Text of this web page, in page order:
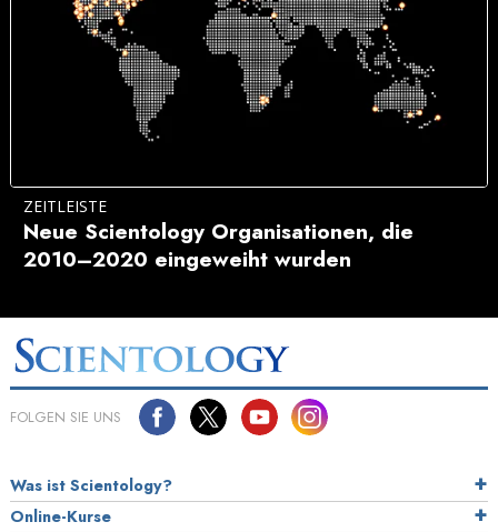
ZEITLEISTE
Neue Scientology Organisationen, die
2010–2020 eingeweiht wurden
FOLGEN SIE UNS
Was ist Scientology?
Online-Kurse